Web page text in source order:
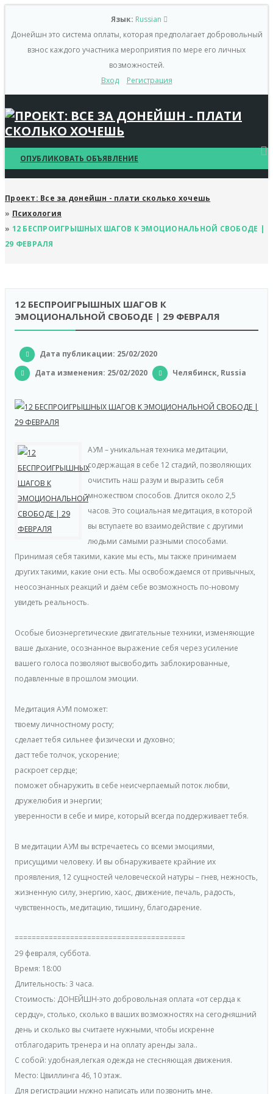
Язык: Russian
Донейшн это система оплаты, которая предполагает добровольный
взнос каждого участника мероприятия по мере его личных
возможностей.
Вход
Регистрация
ОПУБЛИКОВАТЬ ОБЪЯВЛЕНИЕ
Проект: Все за донейшн - плати сколько хочешь
» Психология
» 12 БЕСПРОИГРЫШНЫХ ШАГОВ К ЭМОЦИОНАЛЬНОЙ СВОБОДЕ |
29 ФЕВРАЛЯ
12 БЕСПРОИГРЫШНЫХ ШАГОВ К
ЭМОЦИОНАЛЬНОЙ СВОБОДЕ | 29 ФЕВРАЛЯ
Дата публикации: 25/02/2020
Дата изменения: 25/02/2020 Челябинск, Russia
АУМ – уникальная техника медитации,
содержащая в себе 12 стадий, позволяющих
очистить наш разум и выразить себя
множеством способов. Длится около 2,5
часов. Это социальная медитация, в которой
вы вступаете во взаимодействие с другими
людьми самыми разными способами.
Принимая себя такими, какие мы есть, мы также принимаем
других такими, какие они есть. Мы освобождаемся от привычных,
неосознанных реакций и даём себе возможность по-новому
увидеть реальность.
Особые биоэнергетические двигательные техники, изменяющие
ваше дыхание, осознанное выражение себя через усиление
вашего голоса позволяют высвободить заблокированные,
подавленные в прошлом эмоции.
Медитация АУМ поможет:
твоему личностному росту;
сделает тебя сильнее физически и духовно;
даст тебе толчок, ускорение;
раскроет сердце;
поможет обнаружить в себе неисчерпаемый поток любви,
дружелюбия и энергии;
уверенности в себе и мире, который всегда поддерживает тебя.
В медитации АУМ вы встречаетесь со всеми эмоциями,
присущими человеку. И вы обнаруживаете крайние их
проявления, 12 сущностей человеческой натуры – гнев, нежность,
жизненную силу, энергию, хаос, движение, печаль, радость,
чувственность, медитацию, тишину, благодарение.
========================================
29 февраля, суббота.
Время: 18:00
Длительность: 3 часа.
Стоимость: ДОНЕЙШН-это добровольная оплата «от сердца к
сердцу», столько, сколько в ваших возможностях на сегодняшний
день и сколько вы считаете нужными, чтобы искренне
отблагодарить тренера и на оплату аренды зала..
С собой: удобная,легкая одежда не стесняющая движения.
Место: Цвиллинга 46, 10 этаж.
Для регистрации нужно написать или позвонить мне.